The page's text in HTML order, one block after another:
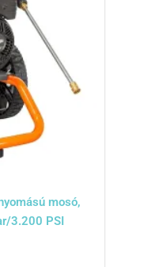
mosó,
3.200 PSI